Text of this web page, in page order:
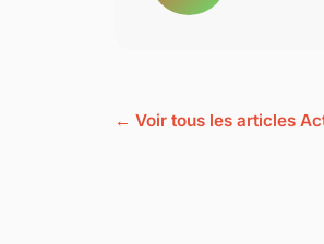
← Voir tous les articles